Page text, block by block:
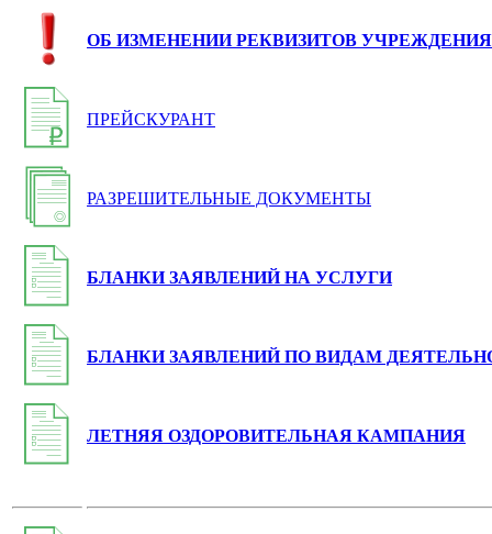
ОБ ИЗМЕНЕНИИ РЕКВИЗИТОВ УЧРЕЖДЕНИЯ
ПРЕЙСКУРАНТ
РАЗРЕШИТЕЛЬНЫЕ ДОКУМЕНТЫ
БЛАНКИ ЗАЯВЛЕНИЙ НА УСЛУГИ
БЛАНКИ ЗАЯВЛЕНИЙ ПО ВИДАМ
ЛЕТНЯЯ ОЗДОРОВИТЕЛЬНАЯ КАМПАНИЯ